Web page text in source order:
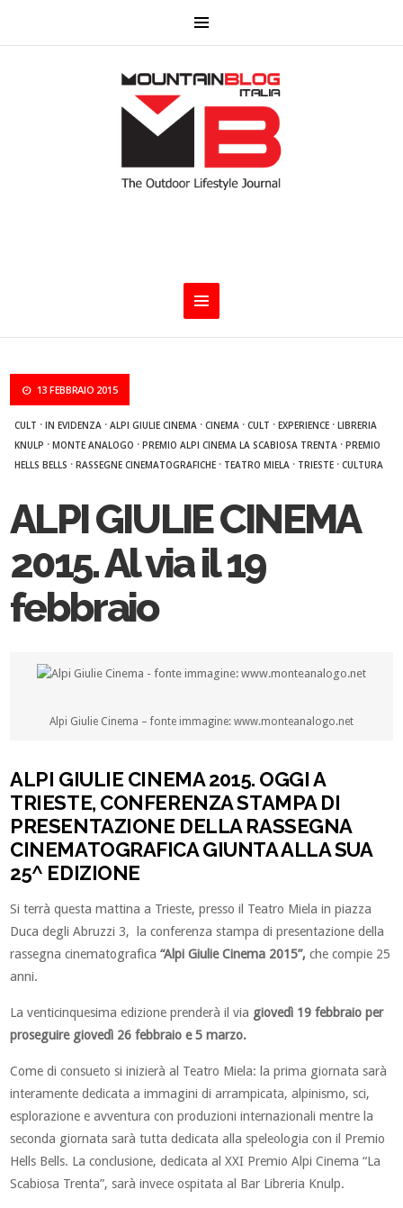
13 FEBBRAIO 2015
CULT ·IN EVIDENZA ·ALPI GIULIE CINEMA ·CINEMA ·CULT ·EXPERIENCE ·LIBRERIA
KNULP ·MONTE ANALOGO ·PREMIO ALPI CINEMA LA SCABIOSA TRENTA ·PREMIO
HELLS BELLS ·RASSEGNE CINEMATOGRAFICHE · TEATRO MIELA · TRIESTE ·CULTURA
ALPI GIULIE CINEMA
2015. Al via il 19
febbraio
Alpi Giulie Cinema – fonte immagine: www.monteanalogo.net
ALPI GIULIE CINEMA 2015. OGGI A
TRIESTE, CONFERENZA STAMPA DI
PRESENTAZIONE DELLA RASSEGNA
CINEMATOGRAFICA GIUNTA ALLA SUA
25^ EDIZIONE
Si terrà questa mattina a Trieste, presso il Teatro Miela in piazza
Duca degli Abruzzi 3, la conferenza stampa di presentazione della
rassegna cinematografica “Alpi Giulie Cinema 2015”, che compie 25
anni.
La venticinquesima edizione prenderà il via giovedì 19 febbraio per
proseguire giovedì 26 febbraio e 5 marzo.
Come di consueto si inizierà al Teatro Miela: la prima giornata sarà
interamente dedicata a immagini di arrampicata, alpinismo, sci,
esplorazione e avventura con produzioni internazionali mentre la
seconda giornata sarà tutta dedicata alla speleologia con il Premio
Hells Bells. La conclusione, dedicata al XXI Premio Alpi Cinema “La
Scabiosa Trenta”, sarà invece ospitata al Bar Libreria Knulp.